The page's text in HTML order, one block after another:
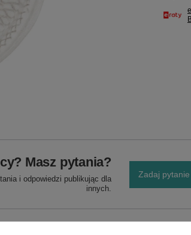
Masz pytania?
i odpowiedzi publikując dla
innych.
Zadaj pytanie